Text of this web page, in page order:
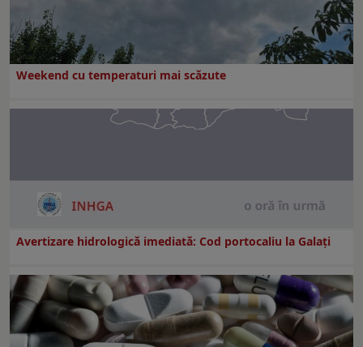
Weekend cu temperaturi mai scăzute
Avertizare hidrologică imediată: Cod portocaliu la Galaţi